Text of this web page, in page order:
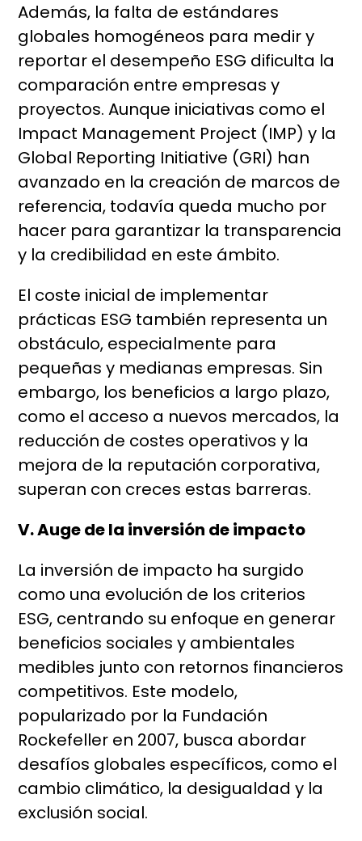
Además, la falta de estándares
globales homogéneos para medir y
reportar el desempeño ESG dificulta la
comparación entre empresas y
proyectos. Aunque iniciativas como el
Impact Management Project (IMP) y la
Global Reporting Initiative (GRI) han
avanzado en la creación de marcos de
referencia, todavía queda mucho por
hacer para garantizar la transparencia
y la credibilidad en este ámbito.
El coste inicial de implementar
prácticas ESG también representa un
obstáculo, especialmente para
pequeñas y medianas empresas. Sin
embargo, los beneficios a largo plazo,
como el acceso a nuevos mercados, la
reducción de costes operativos y la
mejora de la reputación corporativa,
superan con creces estas barreras.
V. Auge de la inversión de impacto
La inversión de impacto ha surgido
como una evolución de los criterios
ESG, centrando su enfoque en generar
beneficios sociales y ambientales
medibles junto con retornos financieros
competitivos. Este modelo,
popularizado por la Fundación
Rockefeller en 2007, busca abordar
desafíos globales específicos, como el
cambio climático, la desigualdad y la
exclusión social.